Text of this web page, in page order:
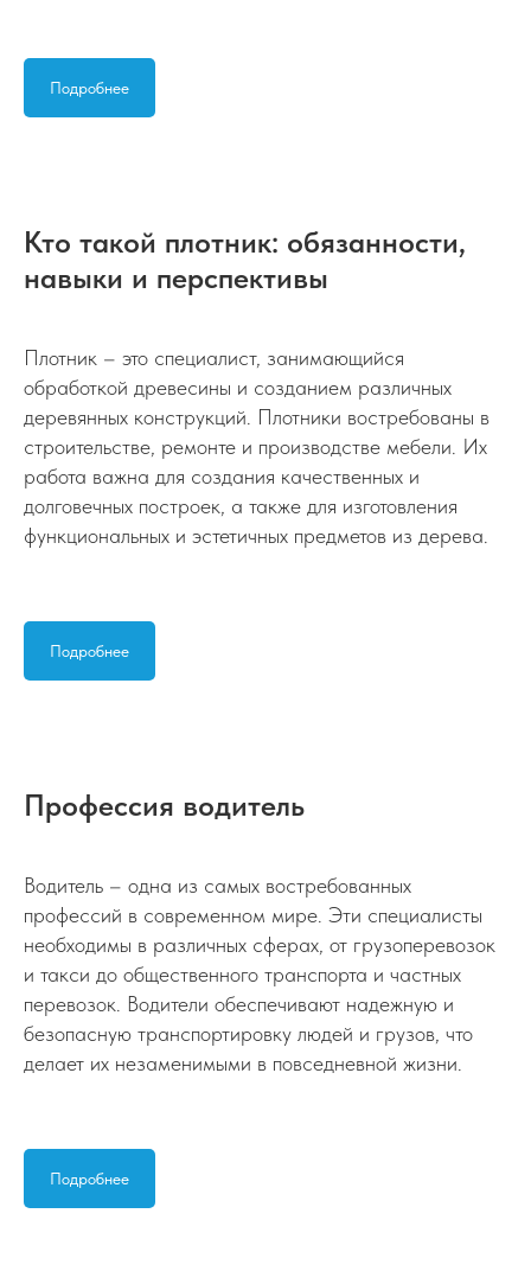
Подробнее
Кто такой плотник: обязанности,
навыки и перспективы
Плотник – это специалист, занимающийся
обработкой древесины и созданием различных
деревянных конструкций. Плотники востребованы в
строительстве, ремонте и производстве мебели. Их
работа важна для создания качественных и
долговечных построек, а также для изготовления
функциональных и эстетичных предметов из дерева.
Подробнее
Профессия водитель
Водитель – одна из самых востребованных
профессий в современном мире. Эти специалисты
необходимы в различных сферах, от грузоперевозок
и такси до общественного транспорта и частных
перевозок. Водители обеспечивают надежную и
безопасную транспортировку людей и грузов, что
делает их незаменимыми в повседневной жизни.
Подробнее